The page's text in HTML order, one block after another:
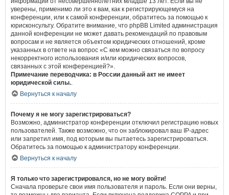
уверены, применимо ли это к вам, как к регистрирующемуся на
конференции, или к самой конференции, обратитесь за помощью к
юрисконсульту. Обратите внимание, что phpBB Limited администрация
данной конференции не может давать рекомендаций по правовым
вопросам и не является объектом юридических отношений, кроме
указанных в ответе на вопрос «С кем можно связаться по вопросу
некорректного использования и/или юридических вопросов,
связанных с этой конференцией?».
Примечание переводчика: в России данный акт не имеет
юридической силы..
Вернуться к началу
Почему я не могу зарегистрироваться?
Возможно, администратор конференции отключил регистрацию новых
пользователей. Также возможно, что он заблокировал ваш IP-адрес
или запретил имя, под которым вы пытаетесь зарегистрироваться.
Обратитесь за помощью к администратору конференции.
Вернуться к началу
Я только что зарегистрировался, но не могу войти!
Сначала проверьте свои имя пользователя и пароль. Если они верны,